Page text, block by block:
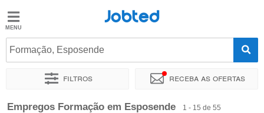
Jobted
Empregos
Salários
Jobted
Formação, Esposende
Filtros Receba as ofertas
Ordenar por Localidade exata Empresa Agência de
Empregos Formação em Esposende 1 - 15 de 55